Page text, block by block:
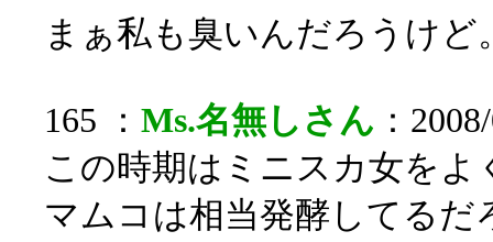
まぁ私も臭いんだろうけど
165 ： Ms.名無しさん ：
この時期はミニスカ女をよ
マムコは相当発酵してる